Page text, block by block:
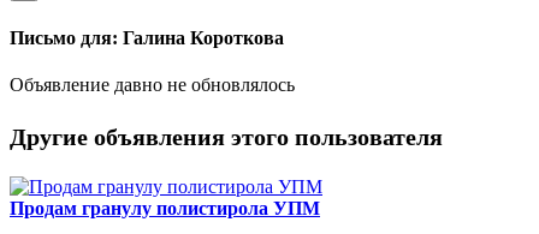
Письмо для: Галина Короткова
Объявление давно не обновлялось
Другие объявления этого пользователя
Продам гранулу полистирола УПМ